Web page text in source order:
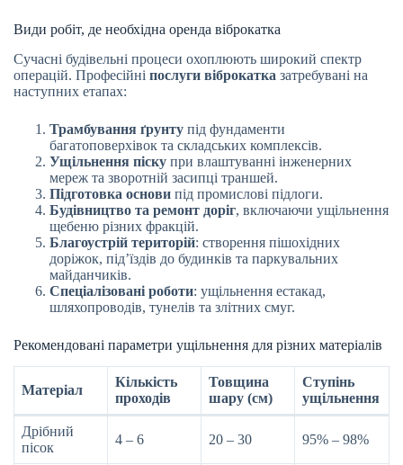
Види робіт, де необхідна оренда віброкатка
Сучасні будівельні процеси охоплюють широкий спектр
операцій. Професійні послуги віброкатка затребувані на
наступних етапах:
Трамбування ґрунту під фундаменти
багатоповерхівок та складських комплексів.
Ущільнення піску при влаштуванні інженерних
мереж та зворотній засипці траншей.
Підготовка основи під промислові підлоги.
Будівництво та ремонт доріг, включаючи ущільнення
щебеню різних фракцій.
Благоустрій територій: створення пішохідних
доріжок, під’їздів до будинків та паркувальних
майданчиків.
Спеціалізовані роботи: ущільнення естакад,
шляхопроводів, тунелів та злітних смуг.
Рекомендовані параметри ущільнення для різних матеріалів
Матеріал
Кількість
проходів
Товщина
шару (см)
Ступінь
ущільнення
Дрібний
пісок
4 – 6 20 – 30 95% – 98%